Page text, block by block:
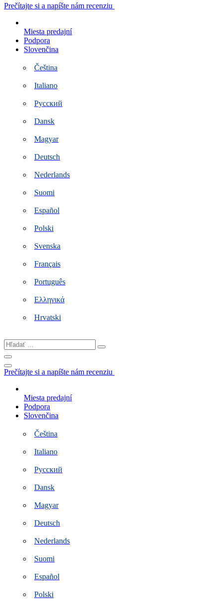
Preskočiť
obsah
Prečítajte si a napíšte nám recenziu
Miesta predajní
Podpora
Slovenčina
Čeština
Italiano
Русский
Dansk
Magyar
Deutsch
Nederlands
Suomi
Español
Polski
Svenska
Français
Português
Ελληνικά
Hrvatski
Hľadať
…
Prečítajte si a napíšte nám recenziu
Miesta predajní
Podpora
Slovenčina
Čeština
Italiano
Русский
Dansk
Magyar
Deutsch
Nederlands
Suomi
Español
Polski